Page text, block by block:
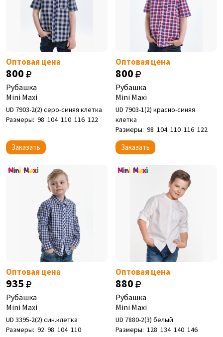
Оптовая цена
800
Рубашка
Mini Maxi
UD 7903-2(2) серо-синяя клетка
Размеры: 98 104 110 116 122
Заказать
Оптовая цена
800
Рубашка
Mini Maxi
UD 7903-1(2) красно-синяя
клетка
Размеры: 98 104 110 116 122
Заказать
Оптовая цена
935
Рубашка
Mini Maxi
UD 3395-2(2) син.клетка
Размеры: 92 98 104 110
Оптовая цена
880
Рубашка
Mini Maxi
UD 7880-2(3) белый
Размеры: 128 134 140 146